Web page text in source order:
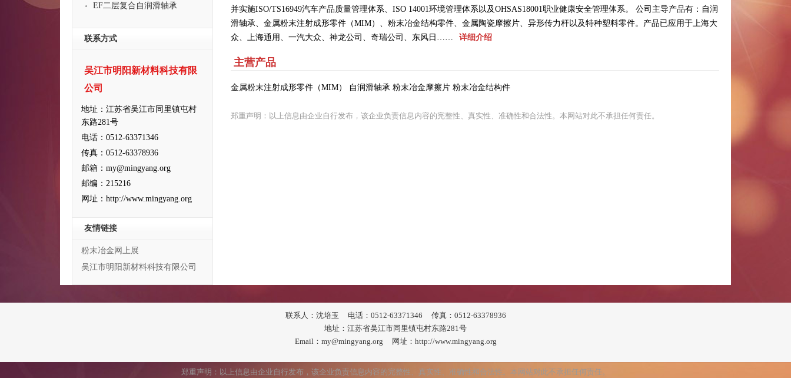
EF二层复合自润滑轴承
联系方式
吴江市明阳新材料科技有限
公司
地址：江苏省吴江市同里镇屯村
东路281号
电话：0512-63371346
传真：0512-63378936
邮箱：my@mingyang.org
邮编：215216
网址：http://www.mingyang.org
友情链接
粉末冶金网上展
吴江市明阳新材料科技有限公司
并实施ISO/TS16949汽车产品质量管理体系、ISO 14001环境管理体系以及OHSAS18001职业健康安全管理体系。 公司主导产品有：自润
滑轴承、金属粉末注射成形零件（MIM）、粉末冶金结构零件、金属陶瓷摩擦片、异形传力杆以及特种塑料零件。产品已应用于上海大
众、上海通用、一汽大众、神龙公司、奇瑞公司、东风日……
详细介绍
主营产品
金属粉末注射成形零件（MIM） 自润滑轴承 粉末冶金摩擦片 粉末冶金结构件
郑重声明：以上信息由企业自行发布，该企业负责信息内容的完整性、真实性、准确性和合法性。本网站对此不承担任何责任。
联系人：沈培玉 电话：0512-63371346
传真：0512-63378936
地址：江苏省吴江市同里镇屯村东路281号
Email：my@mingyang.org
网址：http://www.mingyang.org
郑重声明：以上信息由企业自行发布，该企业负责信息内容的完整性、真实性、准确性和合法性。本网站对此不承担任何责任。